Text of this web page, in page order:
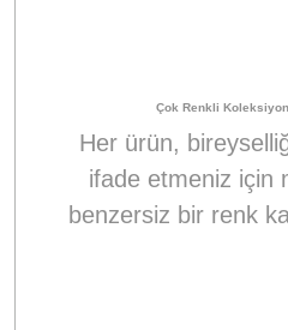
Çok Renkli
Her ürün,
ifade etmeniz için
benzersiz bir renk